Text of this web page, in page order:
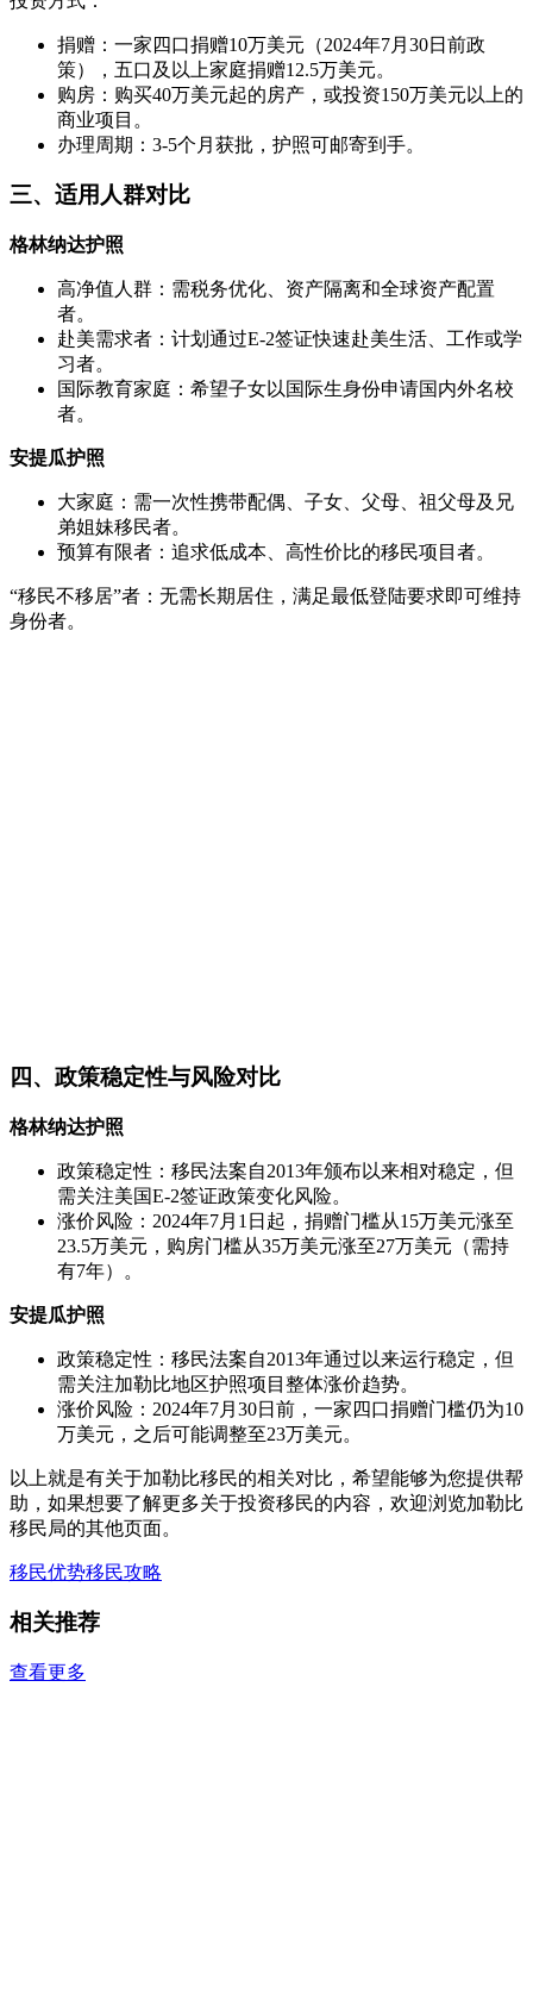
捐赠：一家四口捐赠10万美元（2024年7月30日前政
策），五口及以上家庭捐赠12.5万美元。
购房：购买40万美元起的房产，或投资150万美元以上的
商业项目。
办理周期：3-5个月获批，护照可邮寄到手。
三、适用人群对比
格林纳达护照
高净值人群：需税务优化、资产隔离和全球资产配置
者。
赴美需求者：计划通过E-2签证快速赴美生活、工作或学
习者。
国际教育家庭：希望子女以国际生身份申请国内外名校
者。
安提瓜护照
大家庭：需一次性携带配偶、子女、父母、祖父母及兄
弟姐妹移民者。
预算有限者：追求低成本、高性价比的移民项目者。
“移民不移居”者：无需长期居住，满足最低登陆要求即可维持
身份者。
四、政策稳定性与风险对比
格林纳达护照
政策稳定性：移民法案自2013年颁布以来相对稳定，但
需关注美国E-2签证政策变化风险。
涨价风险：2024年7月1日起，捐赠门槛从15万美元涨至
23.5万美元，购房门槛从35万美元涨至27万美元（需持
有7年）。
安提瓜护照
政策稳定性：移民法案自2013年通过以来运行稳定，但
需关注加勒比地区护照项目整体涨价趋势。
涨价风险：2024年7月30日前，一家四口捐赠门槛仍为10
万美元，之后可能调整至23万美元。
以上就是有关于加勒比移民的相关对比，希望能够为您提供帮
助，如果想要了解更多关于投资移民的内容，欢迎浏览加勒比
移民局的其他页面。
移民优势移民攻略
相关推荐
查看更多